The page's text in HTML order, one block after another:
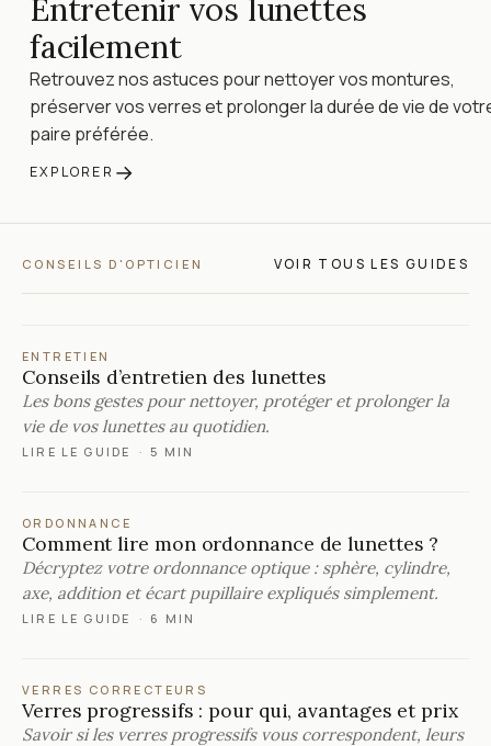
Entretenir vos lunettes
facilement
Retrouvez nos astuces pour nettoyer vos montures,
préserver vos verres et prolonger la durée de vie de
paire préférée.
EXPLORER →
CONSEILS D'OPTICIEN VOIR TOUS LES GUIDES
ENTRETIEN
Conseils d’entretien des lunettes
Les bons gestes pour nettoyer, protéger et prolonger la
vie de vos lunettes au quotidien.
LIRE LE GUIDE · 5 MIN
ORDONNANCE
Comment lire mon ordonnance de lunettes ?
Décryptez votre ordonnance optique : sphère, cylindre,
axe, addition et écart pupillaire expliqués simplement.
LIRE LE GUIDE · 6 MIN
VERRES CORRECTEURS
Verres progressifs : pour qui, avantages et prix
Savoir si les verres progressifs vous correspondent, leurs